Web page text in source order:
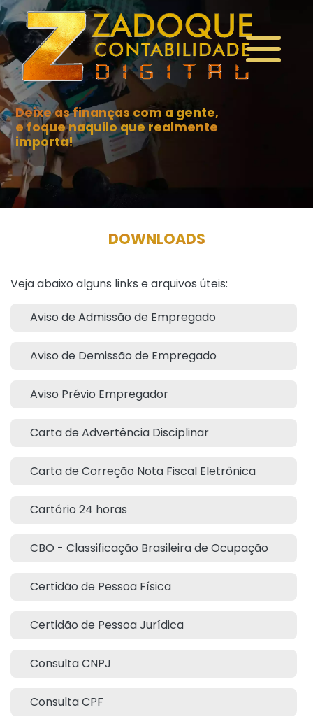
Deixe as finanças com a gente,
e foque naquilo que realmente
importa!
DOWNLOADS
Veja abaixo alguns links e arquivos úteis:
Aviso de Admissão de Empregado
Aviso de Demissão de Empregado
Aviso Prévio Empregador
Carta de Advertência Disciplinar
Carta de Correção Nota Fiscal Eletrônica
Cartório 24 horas
CBO - Classificação Brasileira de Ocupação
Certidão de Pessoa Física
Certidão de Pessoa Jurídica
Consulta CNPJ
Consulta CPF